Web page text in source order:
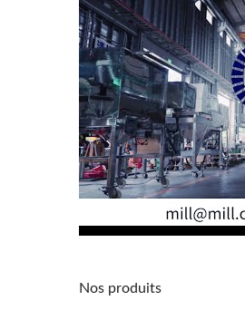
Nos produits